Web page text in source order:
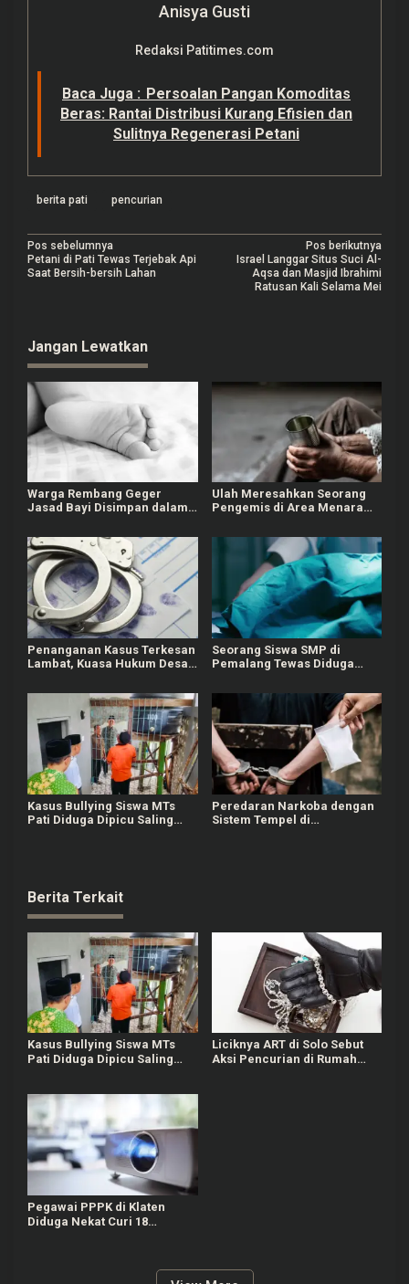
Anisya Gusti
Redaksi Patitimes.com
Baca Juga : Persoalan Pangan Komoditas
Beras: Rantai Distribusi Kurang Efisien dan
Sulitnya Regenerasi Petani
berita pati pencurian
N
a
g
a
s
i
p
o
s
Pos sebelumnya
Petani di Pati Tewas Terjebak Api
Saat Bersih-bersih Lahan
Pos berikutnya
Israel Langgar Situs Suci Al-
Aqsa dan Masjid Ibrahimi
Ratusan Kali Selama Mei
Jangan Lewatkan
Warga Rembang Geger
Jasad Bayi Disimpan dalam
Saat Lahir
Ulah Meresahkan Seorang
Pengemis di Area Menara
Pengunjung saat Tak Diberi
Penanganan Kasus Terkesan
Lambat, Kuasa Hukum Desak
Pemerkosaan Anak Kandung
di Grobogan
Seorang Siswa SMP di
Pemalang Tewas Diduga
Kasus Bullying Siswa MTs
Pati Diduga Dipicu Saling
Peredaran Narkoba dengan
Sistem Tempel di
Berita Terkait
Kasus Bullying Siswa MTs
Pati Diduga Dipicu Saling
Liciknya ART di Solo Sebut
Aksi Pencurian di Rumah
Pegawai PPPK di Klaten
Diduga Nekat Curi 18